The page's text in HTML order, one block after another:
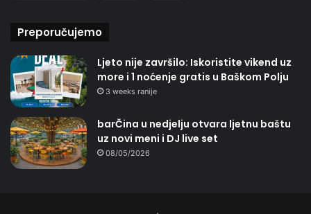
Preporučujemo
Ljeto nije završilo: Iskoristite vikend uz
more i 1 noćenje gratis u Baškom Polju
3 weeks ranije
barČina u nedjelju otvara ljetnu baštu
uz novi meni i DJ live set
08/05/2026